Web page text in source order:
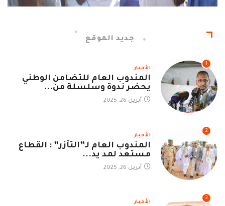
جديد الموقع
الأخبار
المندوب العام للتضامن الوطني
يحضر ندوة وسلسلة من...
أبريل 26, 2025
2
الأخبار
المندوب العام لـ”التآزر” : القطاع
مستعد لمد يد...
أبريل 26, 2025
3
الأخبار